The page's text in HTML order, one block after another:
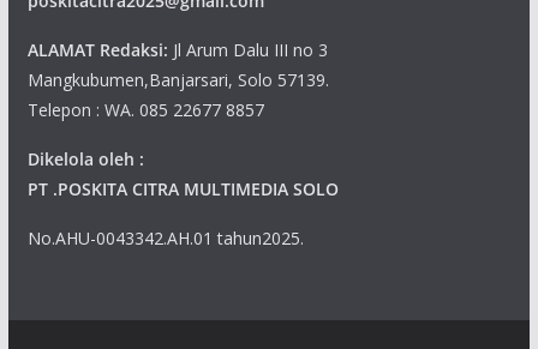
ALAMAT Redaksi: Jl Arum Dalu III no 3
Mangkubumen,Banjarsari, Solo 57139.
Telepon : WA. 085 22677 8857
Dikelola oleh :
PT .POSKITA CITRA MULTIMEDIA SOLO
No.AHU-0043342.AH.01 tahun2025.